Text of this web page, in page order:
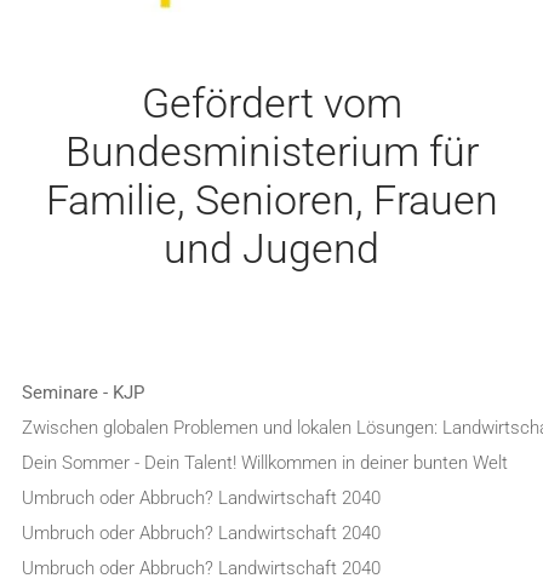
Gefördert vom
Bundesministerium für
Familie, Senioren, Frauen
und Jugend
Seminare - KJP
Zwischen globalen Problemen und lokalen Lösungen:
Dein Sommer - Dein Talent! Willkommen in deiner bunten Welt
Umbruch oder Abbruch? Landwirtschaft 2040
Umbruch oder Abbruch? Landwirtschaft 2040
Umbruch oder Abbruch? Landwirtschaft 2040